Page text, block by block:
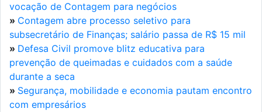
vocação de Contagem para negócios
» Contagem abre processo seletivo para
subsecretário de Finanças; salário passa de R$ 15 mil
» Defesa Civil promove blitz educativa para
prevenção de queimadas e cuidados com a saúde
durante a seca
» Segurança, mobilidade e economia pautam encontro
com empresários